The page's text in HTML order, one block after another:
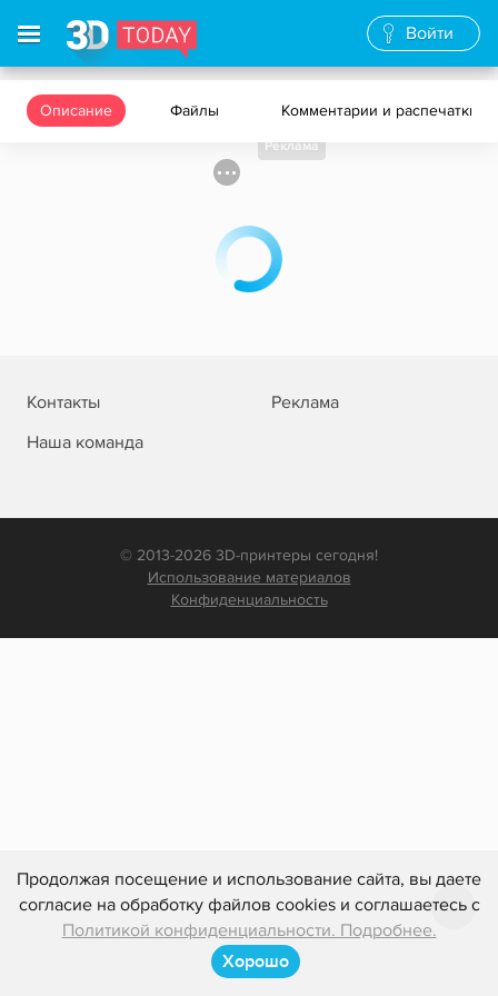
Продолжая посещение и использование сайта, вы даете
согласие на обработку файлов cookies и соглашаетесь с
Политикой конфиденциальности. Подробнее.
Хорошо
Войти
Описание Файлы Комментарии и распечатки
Реклама
Контакты
Реклама
Наша команда
© 2013-2026 3D-принтеры сегодня!
Использование материалов
Конфиденциальность